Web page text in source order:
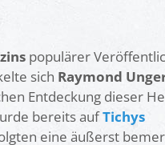
populärer
sich Raymond
Entdeckung dieser
bereits aufTichys
eine äußerst